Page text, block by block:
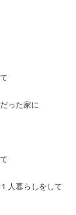
った家に
人暮らしをして